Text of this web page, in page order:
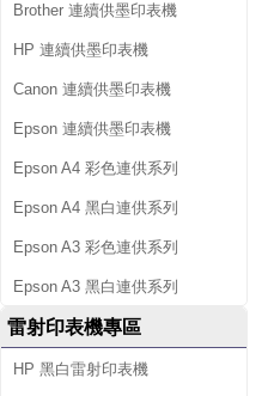
Brother 連續供墨印表機
HP 連續供墨印表機
Canon 連續供墨印表機
Epson 連續供墨印表機
Epson A4 彩色連供系列
Epson A4 黑白連供系列
Epson A3 彩色連供系列
Epson A3 黑白連供系列
雷射印表機專區
HP 黑白雷射印表機